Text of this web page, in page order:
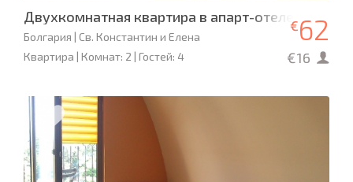
Двухкомнатная квартира в апарт-отеле
Болгария | Св. Константин и Елена
Квартира | Комнат: 2 | Гостей: 4
€62
€16